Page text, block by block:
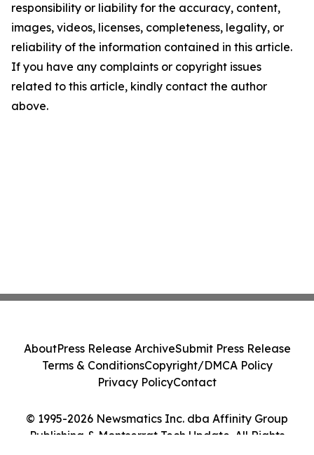
responsibility or liability for the accuracy, content,
images, videos, licenses, completeness, legality, or
reliability of the information contained in this article.
If you have any complaints or copyright issues
related to this article, kindly contact the author
above.
© 1995-2026 Newsmatics Inc. dba Affinity Group
Publishing & Montserrat Tech Update. All Rights
AboutPress Release ArchiveSubmit Press Release
Terms & ConditionsCopyright/DMCA Policy
Privacy PolicyContact